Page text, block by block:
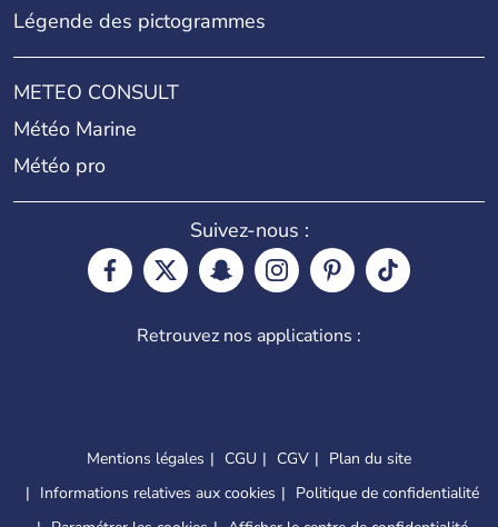
Légende des pictogrammes
METEO CONSULT
Météo Marine
Météo pro
Suivez-nous :
Retrouvez nos applications :
Mentions légales CGU CGV
Plan du site
Informations relatives aux cookies
Politique de confidentialité